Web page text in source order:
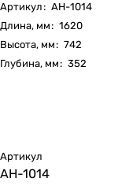
Артикул: АН-1014
Длина, мм: 1620
Высота, мм: 742
Глубина, мм: 352
Артикул
АН-1014